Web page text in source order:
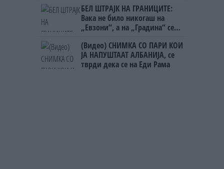
БЕЛ ШТРАЈК НА ГРАНИЦИТЕ:
Вака не било никогаш на
„Евзони“, а на „Градина“ се
(Видео) СНИМКА СО ПАРИ КОИ
ЈА НАПУШТААТ АЛБАНИЈА, се
тврди дека се на Еди Рама